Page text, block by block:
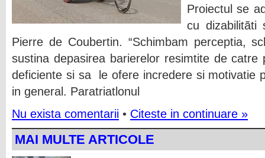
Proiectul se
cu dizabilitãti
Pierre de Coubertin. “Schimbam perceptia,
sustina depasirea barierelor resimtite de catre
deficiente si sa le ofere incredere si motivatie
in general. Paratriatlonul
Nu exista comentarii • Citeste in continuare »
MAI MULTE ARTICOLE